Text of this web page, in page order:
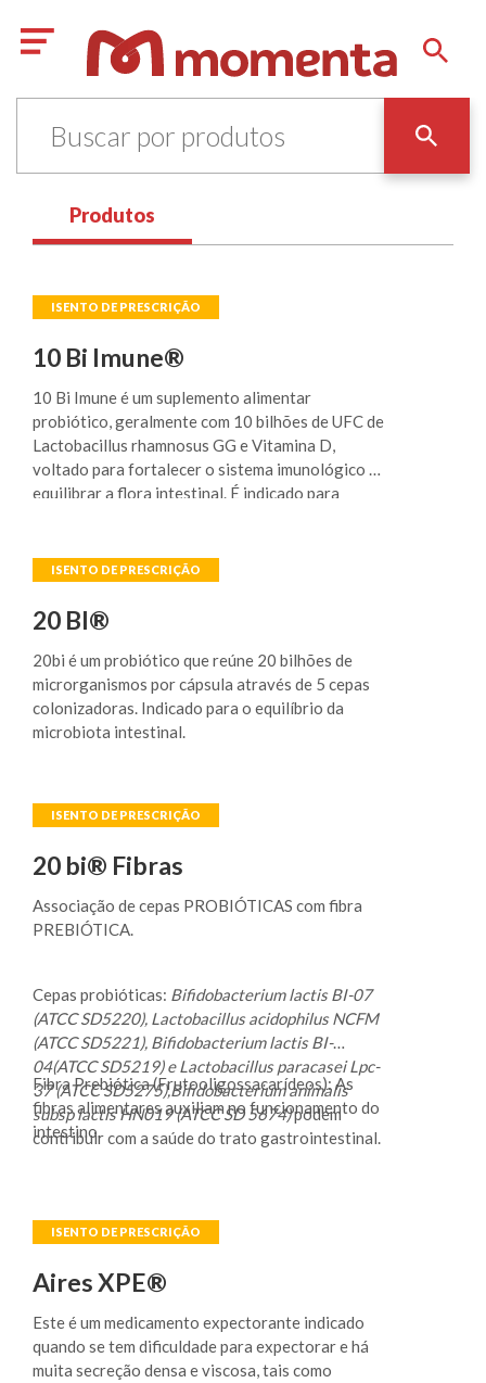
Produtos
10 Bi Imune®
10 Bi Imune é um suplemento alimentar
probiótico, geralmente com 10 bilhões de UFC de
Lactobacillus rhamnosus GG e Vitamina D,
voltado para fortalecer o sistema imunológico e
equilibrar a flora intestinal. É indicado para
especialmente após o uso de antibióticos
20 BI®
20bi é um probiótico que reúne 20 bilhões de
microrganismos por cápsula através de 5 cepas
colonizadoras. Indicado para o equilíbrio da
microbiota intestinal.
20 bi® Fibras
Associação de cepas PROBIÓTICAS com fibra
PREBIÓTICA.
Cepas probióticas: Bifidobacterium lactis BI-07
(ATCC SD5220), Lactobacillus acidophilus NCFM
(ATCC SD5221), Bifidobacterium lactis BI-
04(ATCC SD5219) e Lactobacillus paracasei Lpc-
37 (ATCC SD5275),Bifidobacterium animalis
subsp lactis HN019 (ATCC SD 5674)podem
contribuir com a saúde do trato gastrointestinal.
Fibra Prebiótica (Frutooligossacarídeos): As
fibras alimentares auxiliam no funcionamento do
intestino.
Aires XPE®
Este é um medicamento expectorante indicado
quando se tem dificuldade para expectorar e há
muita secreção densa e viscosa, tais como